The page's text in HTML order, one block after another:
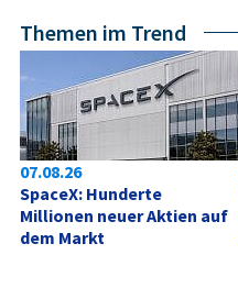
Themen im Trend
07.08.26
SpaceX: Hunderte
Millionen neuer Aktien auf
dem Markt